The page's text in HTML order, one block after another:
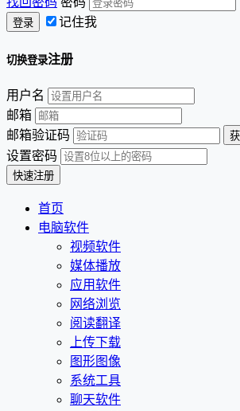
记住我
切换登录注册
用户名
邮箱
邮箱验证码
设置密码
首页
电脑软件
视频软件
媒体播放
应用软件
网络浏览
阅读翻译
上传下载
图形图像
系统工具
聊天软件